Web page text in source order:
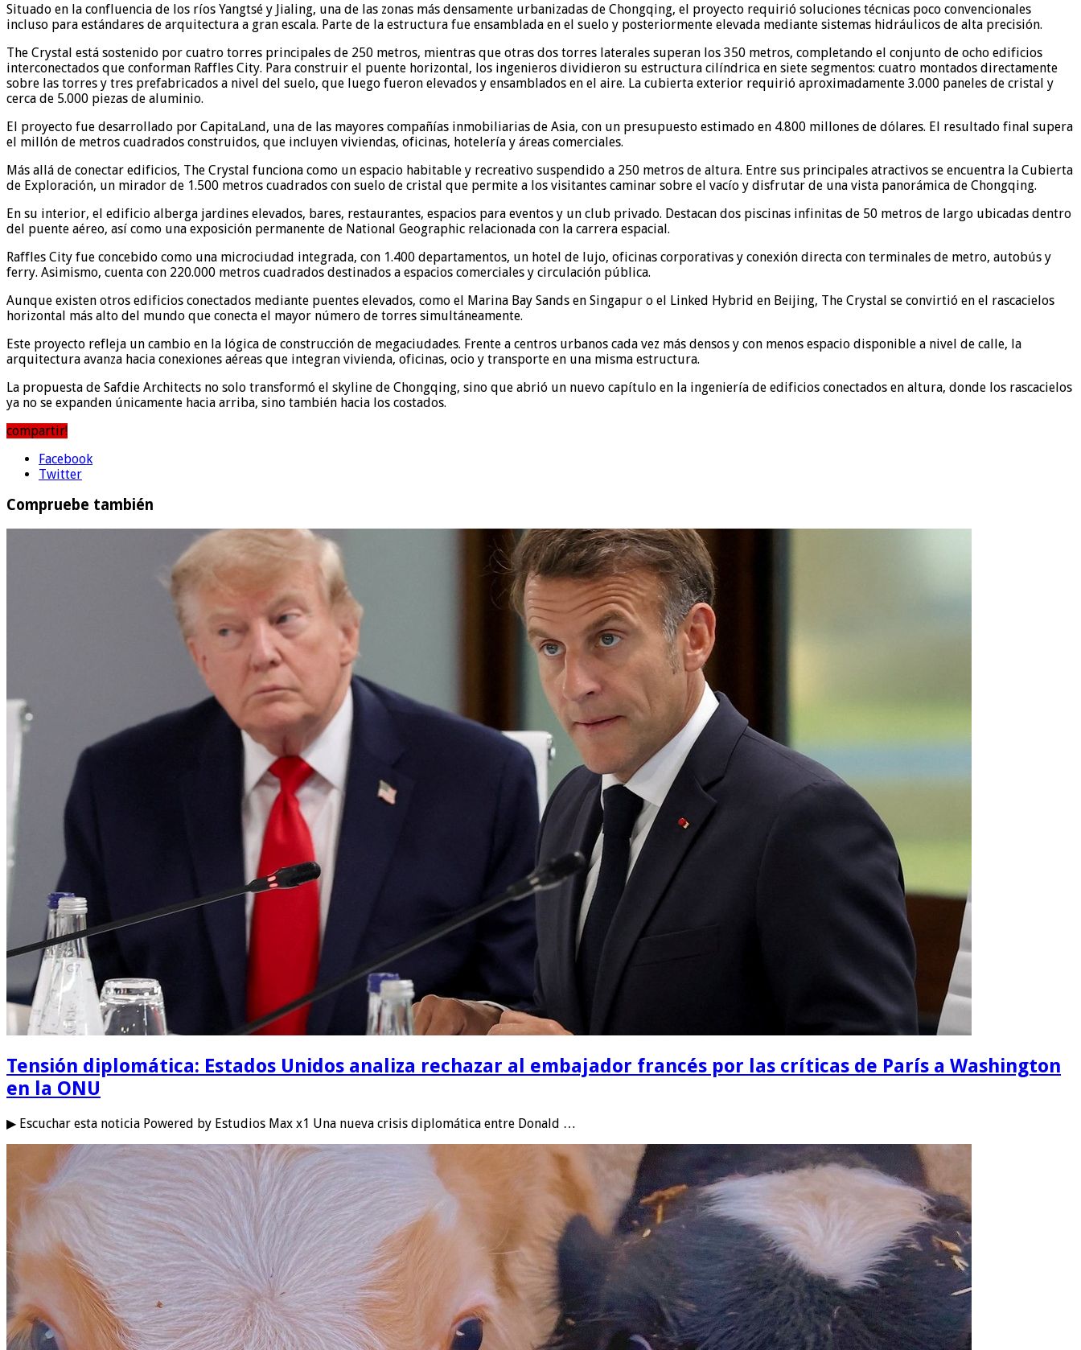
Situado en la confluencia de los ríos Yangtsé y Jialing, una de las zonas más densamente urbanizadas de Chongqing, el proyecto requirió soluciones técnicas poco convencionales
incluso para estándares de arquitectura a gran escala. Parte de la estructura fue ensamblada en el suelo y posteriormente elevada mediante sistemas hidráulicos de alta precisión.
The Crystal está sostenido por cuatro torres principales de 250 metros, mientras que otras dos torres laterales superan los 350 metros, completando el conjunto de ocho edificios
interconectados que conforman Raffles City. Para construir el puente horizontal, los ingenieros dividieron su estructura cilíndrica en siete segmentos: cuatro montados directamente
sobre las torres y tres prefabricados a nivel del suelo, que luego fueron elevados y ensamblados en el aire. La cubierta exterior requirió aproximadamente 3.000 paneles de cristal y
cerca de 5.000 piezas de aluminio.
El proyecto fue desarrollado por CapitaLand, una de las mayores compañías inmobiliarias de Asia, con un presupuesto estimado en 4.800 millones de dólares. El resultado final supera
el millón de metros cuadrados construidos, que incluyen viviendas, oficinas, hotelería y áreas comerciales.
Más allá de conectar edificios, The Crystal funciona como un espacio habitable y recreativo suspendido a 250 metros de altura. Entre sus principales atractivos se encuentra la Cubierta
de Exploración, un mirador de 1.500 metros cuadrados con suelo de cristal que permite a los visitantes caminar sobre el vacío y disfrutar de una vista panorámica de Chongqing.
En su interior, el edificio alberga jardines elevados, bares, restaurantes, espacios para eventos y un club privado. Destacan dos piscinas infinitas de 50 metros de largo ubicadas dentro
del puente aéreo, así como una exposición permanente de National Geographic relacionada con la carrera espacial.
Raffles City fue concebido como una microciudad integrada, con 1.400 departamentos, un hotel de lujo, oficinas corporativas y conexión directa con terminales de metro, autobús y
ferry. Asimismo, cuenta con 220.000 metros cuadrados destinados a espacios comerciales y circulación pública.
Aunque existen otros edificios conectados mediante puentes elevados, como el Marina Bay Sands en Singapur o el Linked Hybrid en Beijing, The Crystal se convirtió en el rascacielos
horizontal más alto del mundo que conecta el mayor número de torres simultáneamente.
Este proyecto refleja un cambio en la lógica de construcción de megaciudades. Frente a centros urbanos cada vez más densos y con menos espacio disponible a nivel de calle, la
arquitectura avanza hacia conexiones aéreas que integran vivienda, oficinas, ocio y transporte en una misma estructura.
La propuesta de Safdie Architects no solo transformó el skyline de Chongqing, sino que abrió un nuevo capítulo en la ingeniería de edificios conectados en altura, donde los rascacielos
ya no se expanden únicamente hacia arriba, sino también hacia los costados.
compartir!
Facebook
Twitter
Compruebe también
Tensión diplomática: Estados Unidos analiza rechazar al embajador francés por las críticas de París a Washington
en la ONU
▶ Escuchar esta noticia Powered by Estudios Max x1 Una nueva crisis diplomática entre Donald …